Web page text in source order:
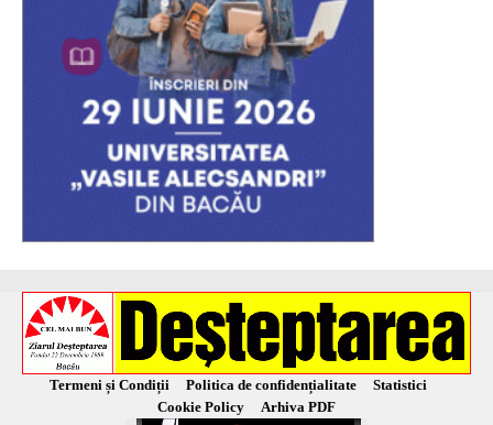
Termeni și Condiții Politica de confidențialitate
Statistici
Cookie Policy
Arhiva PDF